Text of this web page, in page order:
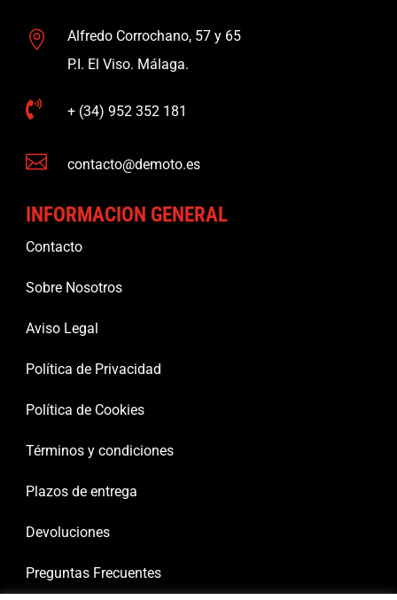

Alfredo Corrochano, 57 y 65
P.I. El Viso. Málaga.
 + (34) 952 352 181
 contacto@demoto.es
INFORMACION GENERAL
Contacto
Sobre Nosotros
Aviso Legal
Política de Privacidad
Política de Cookies
Términos y condiciones
Plazos de entrega
Devoluciones
Preguntas Frecuentes